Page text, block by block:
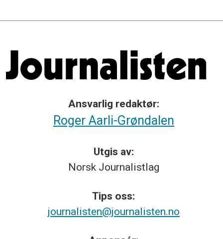
Ansvarlig redaktør:
Roger Aarli-Grøndalen
Utgis av:
Norsk Journalistlag
Tips oss:
journalisten@journalisten.no